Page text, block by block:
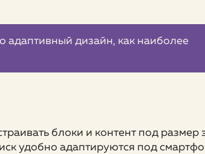
адаптивный дизайн, как наиболее
блоки и контент под размер
удобно адаптируются под